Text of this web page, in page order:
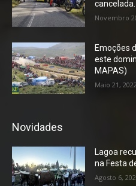
cancelada.
Novembro
Emoções
este
MAPAS)
Maio 21, 2022
Novidades
Lagoa
na Festa
Agosto 6,